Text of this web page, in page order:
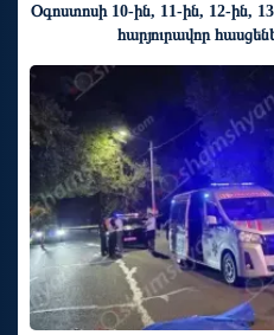
Օգոստոսի 10-ին, 11-ին, 12-ին,
հարյուրավոր